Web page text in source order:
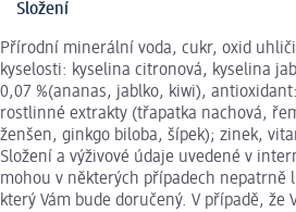
Složení
Přírodní minerální voda, cukr, oxid
kyselosti: kyselina citronová, kyselina
0,07 %(ananas, jablko, kiwi),
rostlinné extrakty (třapatka nachová,
ženšen, ginkgo biloba, šípek); zinek,
Složení a výživové údaje uvedené v
mohou v některých případech nepatrně
který Vám bude doručený. V případě, že